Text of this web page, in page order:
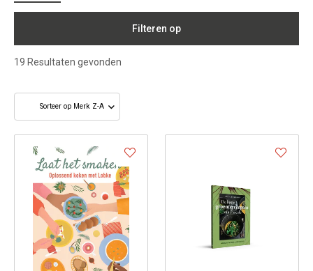
Filteren op
19 Resultaten gevonden